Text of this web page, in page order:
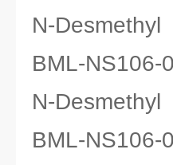
N-
BML-NS106-
N-
BML-NS106-